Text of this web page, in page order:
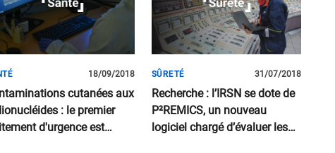
cutanées aux
: le premier
d'urgence est
18/09/2018
Recherche : l’IRSN se dote de
P²REMICS, un nouveau
logiciel chargé d’évaluer les
SÛRETÉ 31/07/2018